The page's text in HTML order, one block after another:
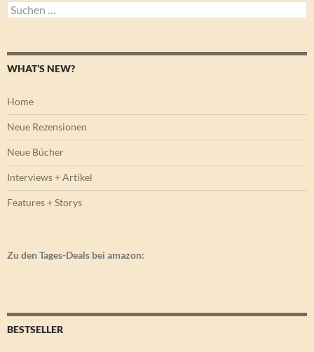
Suchen
nach:
WHAT’S NEW?
Home
Neue Rezensionen
Neue Bücher
Interviews + Artikel
Features + Storys
Zu den Tages-Deals bei amazon:
BESTSELLER